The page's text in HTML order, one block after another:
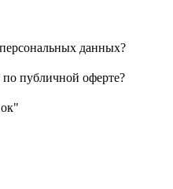
данных?
публичной оферте?